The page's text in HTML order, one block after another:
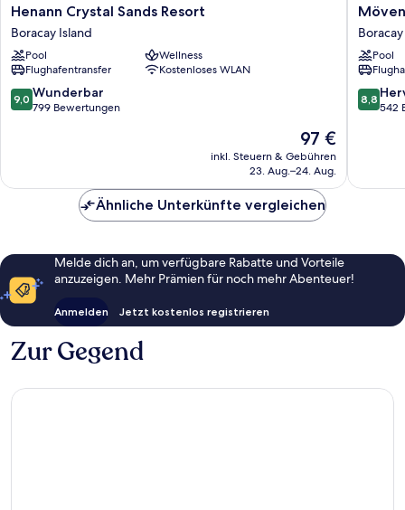
Henann
Crystal
Sands
Resort
Boracay
Island
Henann Crystal Sands Resort
Boracay Island
Pool
Wellness
Flughafentransfer
Kostenloses WLAN
9.0
von
9,0 Wunderbar
799 Bewertungen
Der
Preis
beträgt
97 €
inkl. Steuern & Gebühren
23. Aug.–24. Aug.
Resort
&
Spa
Boracay
Boracay
Island
Pool
8.8
von
8,8
542
Ähnliche Unterkünfte vergleichen
Melde dich an, um verfügbare Rabatte und Vorteile
anzuzeigen. Mehr Prämien für noch mehr Abenteuer!
Anmelden Jetzt kostenlos registrieren
Zur Gegend